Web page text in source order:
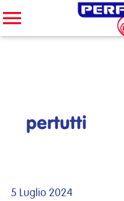
Cerca nel sito
pertutti
5 Luglio 2024